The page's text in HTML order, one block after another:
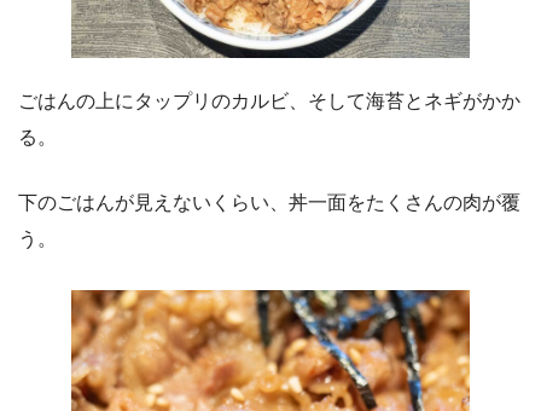
ごはんの上にタップリのカルビ、そして海苔とネギがかか
る。
下のごはんが見えないくらい、丼一面をたくさんの肉が覆
う。